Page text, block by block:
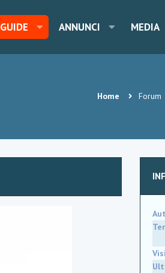
GUIDE ANNUNCI MEDIA
Home Forum